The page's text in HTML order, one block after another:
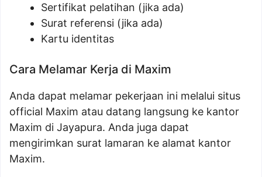
Sertifikat pelatihan (jika ada)
Surat referensi (jika ada)
Kartu identitas
Cara Melamar Kerja di Maxim
Anda dapat melamar pekerjaan ini melalui situs
official Maxim atau datang langsung ke kantor
Maxim di Jayapura. Anda juga dapat
mengirimkan surat lamaran ke alamat kantor
Maxim.